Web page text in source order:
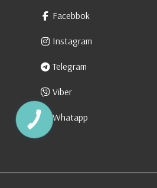
Facebbok
Instagram
Telegram
Viber
Whatapp
КНОПКА
ЗВ'ЯЗКУ